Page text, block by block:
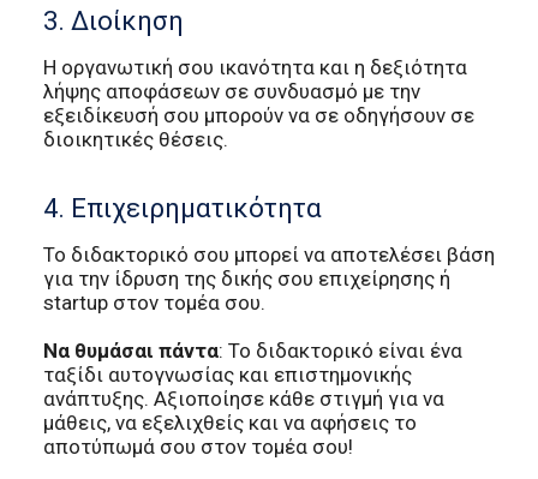
3. Διοίκηση
Η οργανωτική σου ικανότητα και η δεξιότητα
λήψης αποφάσεων σε συνδυασμό με την
εξειδίκευσή σου μπορούν να σε οδηγήσουν σε
διοικητικές θέσεις.
4. Επιχειρηματικότητα
Το διδακτορικό σου μπορεί να αποτελέσει βάση
για την ίδρυση της δικής σου επιχείρησης ή
startup στον τομέα σου.
Να θυμάσαι πάντα: Το διδακτορικό είναι ένα
ταξίδι αυτογνωσίας και επιστημονικής
ανάπτυξης. Αξιοποίησε κάθε στιγμή για να
μάθεις, να εξελιχθείς και να αφήσεις το
αποτύπωμά σου στον τομέα σου!